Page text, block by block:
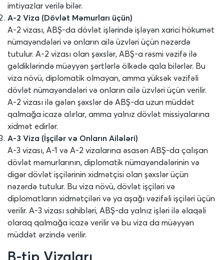
imtiyazlar verilə bilər.
A-2 Viza (Dövlət Məmurları üçün)
A-2 vizası, ABŞ-da dövlət işlərində işləyən xarici hökumət
nümayəndələri və onların ailə üzvləri üçün nəzərdə
tutulur. A-2 vizası olan şəxslər, ABŞ-a rəsmi vəzifə ilə
gəldiklərində müəyyən şərtlərlə ölkədə qala bilərlər. Bu
viza növü, diplomatik olmayan, amma yüksək vəzifəli
dövlət nümayəndələri və onların ailə üzvləri üçün verilir.
A-2 vizası ilə gələn şəxslər də ABŞ-da uzun müddət
qalmağa icazə alırlar, amma yalnız dövlət missiyalarına
xidmət edirlər.
A-3 Viza (İşçilər və Onların Ailələri)
A-3 vizası, A-1 və A-2 vizalarına əsasən ABŞ-da çalışan
dövlət məmurlarının, diplomatik nümayəndələrinin və
digər dövlət işçilərinin xidmətçisi olan şəxslər üçün
nəzərdə tutulur. Bu viza növü, dövlət işçiləri və
diplomatların xidmətçiləri və ya aşağı vəzifəli işçiləri üçün
verilir. A-3 vizası sahibləri, ABŞ-da yalnız işləri ilə əlaqəli
olaraq qalmağa icazə verilir və bu viza da müəyyən
müddət ərzində verilir.
B-tip Vizaları